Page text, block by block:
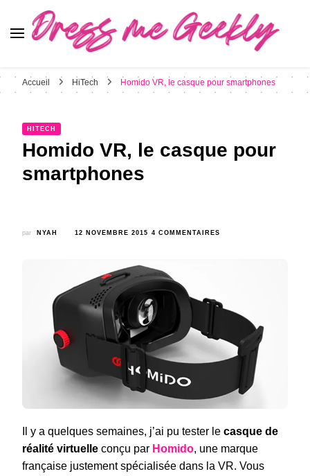
Accueil HiTech Homido VR, le casque pour smartphones
HITECH
Homido VR, le casque pour
smartphones
par NYAH 12 NOVEMBRE 2015 4 COMMENTAIRES
Il y a quelques semaines, j’ai pu tester le casque de
réalité virtuelle conçu par Homido, une marque
française justement spécialisée dans la VR. Vous